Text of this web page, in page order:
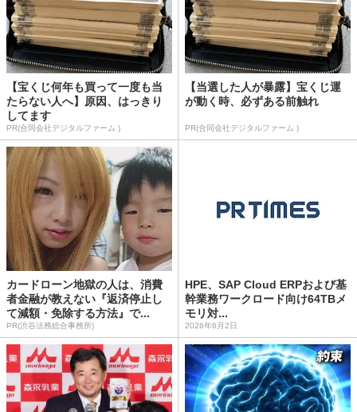
【宝くじ何年も買って一度も当
たらない人へ】原因、はっきり
してます
PR(合同会社デジタルファーム )
【当選した人が暴露】宝くじ運
が動く時、必ずある前触れ
PR(合同会社デジタルファーム )
カードローン地獄の人は、消費
者金融が教えない『返済停止し
て減額・免除する方法』で...
PR(渋谷法務総合事務所)
HPE、SAP Cloud ERPおよび基
幹業務ワークロード向け64TBメ
モリ対...
2026年6月2日